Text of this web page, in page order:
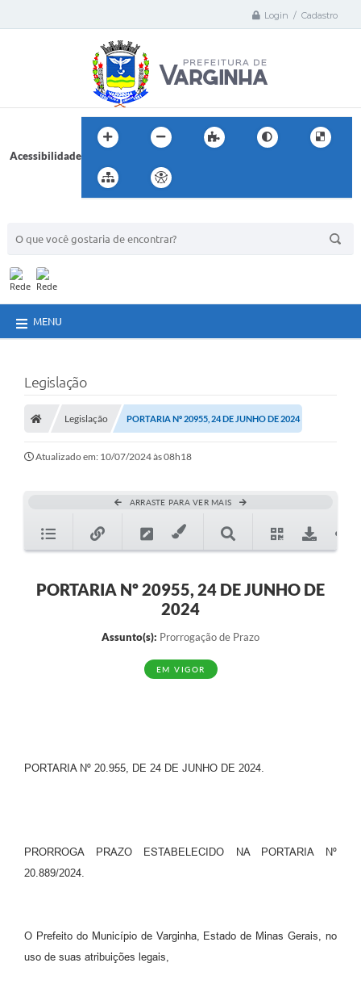
Login / Cadastro
Acessibilidade
MENU
Legislação
Legislação PORTARIA Nº 20955, 24 DE JUNHO DE 2024
Atualizado em: 10/07/2024 às 08h18
ARRASTE PARA VER MAIS
PORTARIA Nº 20955, 24 DE JUNHO DE
2024
Assunto(s): Prorrogação de Prazo
EM VIGOR
PORTARIA Nº 20.955, DE 24 DE JUNHO DE 2024.
PRORROGA PRAZO ESTABELECIDO NA PORTARIA Nº
20.889/2024.
O Prefeito do Município de Varginha, Estado de Minas Gerais, no
uso de suas atribuições legais,